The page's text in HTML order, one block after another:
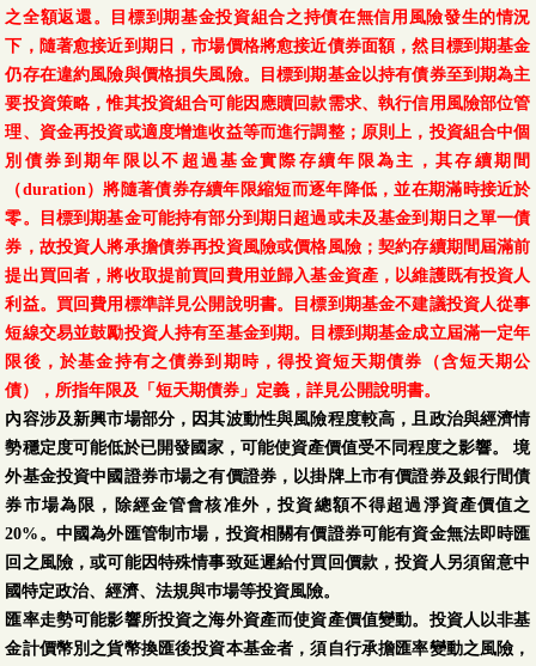
之全額返還。目標到期基金投資組合之持債在無信用風險發生的情況
下，隨著愈接近到期日，市場價格將愈接近債券面額，然目標到期基金
仍存在違約風險與價格損失風險。目標到期基金以持有債券至到期為主
要投資策略，惟其投資組合可能因應贖回款需求、執行信用風險部位管
理、資金再投資或適度增進收益等而進行調整；原則上，投資組合中個
別債券到期年限以不超過基金實際存續年限為主，其存續期間
（duration）將隨著債券存續年限縮短而逐年降低，並在期滿時接近於
零。目標到期基金可能持有部分到期日超過或未及基金到期日之單一債
券，故投資人將承擔債券再投資風險或價格風險；契約存續期間屆滿前
提出買回者，將收取提前買回費用並歸入基金資產，以維護既有投資人
利益。買回費用標準詳見公開說明書。目標到期基金不建議投資人從事
短線交易並鼓勵投資人持有至基金到期。目標到期基金成立屆滿一定年
限後，於基金持有之債券到期時，得投資短天期債券（含短天期公
債），所指年限及「短天期債券」定義，詳見公開說明書。
內容涉及新興市場部分，因其波動性與風險程度較高，且政治與經濟情
勢穩定度可能低於已開發國家，可能使資產價值受不同程度之影響。 境
外基金投資中國證券市場之有價證券，以掛牌上市有價證券及銀行間債
券市場為限，除經金管會核准外，投資總額不得超過淨資產價值之
20%。中國為外匯管制市場，投資相關有價證券可能有資金無法即時匯
回之風險，或可能因特殊情事致延遲給付買回價款，投資人另須留意中
國特定政治、經濟、法規與巿場等投資風險。
匯率走勢可能影響所投資之海外資產而使資產價值變動。投資人以非基
金計價幣別之貨幣換匯後投資本基金者，須自行承擔匯率變動之風險，